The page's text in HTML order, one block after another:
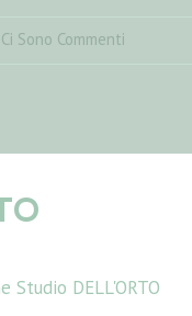
Sono Commenti
Studio DELL'ORTO